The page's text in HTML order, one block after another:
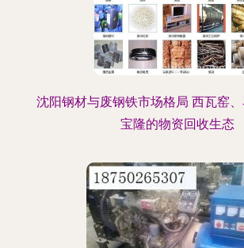
沈阳钢材与废钢铁市场格局 西瓦窑
宝隆的物资回收生态